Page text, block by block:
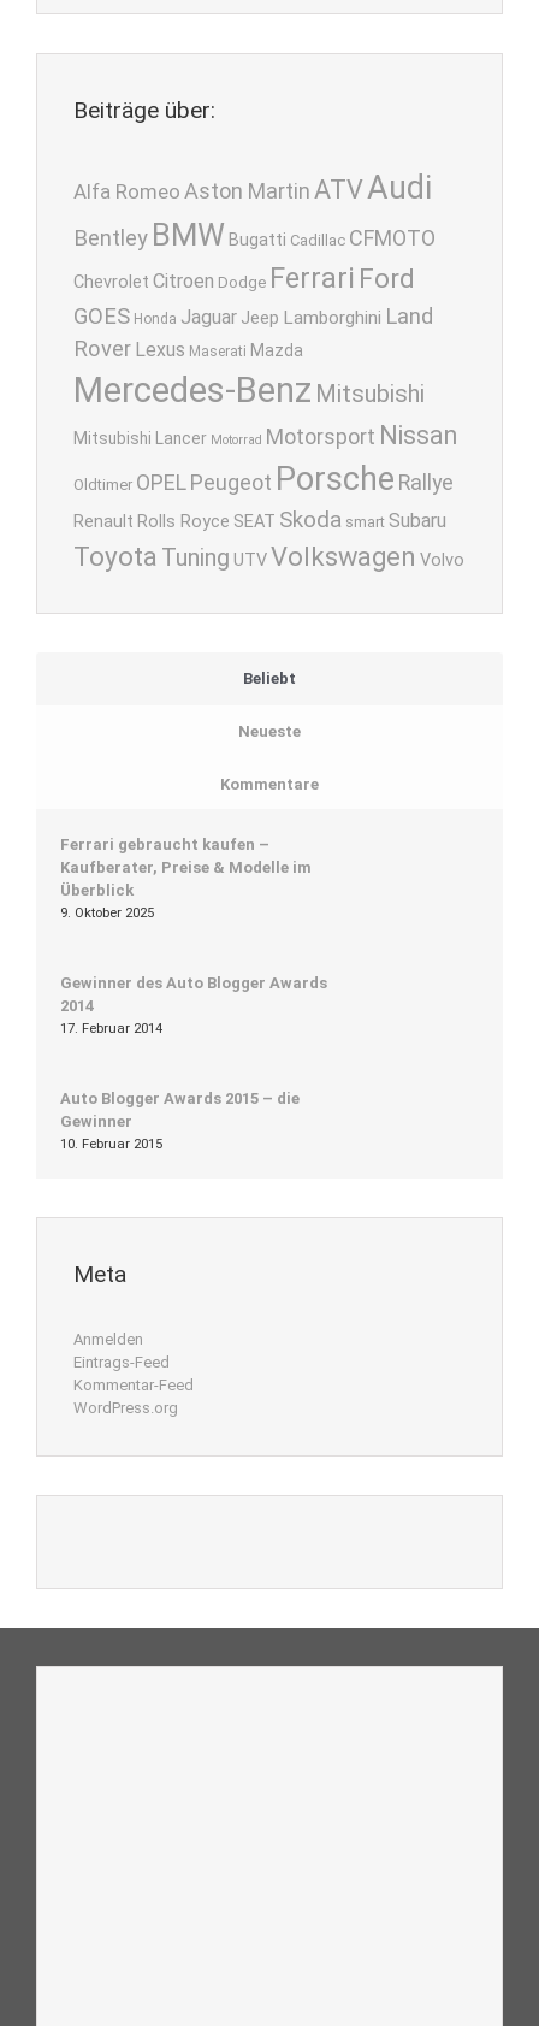
Beiträge über:
Alfa Romeo Aston Martin ATVAudi
Bentley BMW Bugatti Cadillac CFMOTO
Chevrolet Citroen Dodge Ferrari Ford
GOES Honda Jaguar Jeep Lamborghini Land
Rover Lexus Maserati Mazda
Mercedes-Benz Mitsubishi
Mitsubishi Lancer Motorrad Motorsport Nissan
Oldtimer OPELPeugeot Porsche Rallye
Renault Rolls Royce SEAT Skoda smart Subaru
Toyota Tuning UTVVolkswagen Volvo
Beliebt
Neueste
Kommentare
Ferrari gebraucht kaufen –
Kaufberater, Preise & Modelle im
Überblick
9. Oktober 2025
Gewinner des Auto Blogger Awards
2014
17. Februar 2014
Auto Blogger Awards 2015 – die
Gewinner
10. Februar 2015
Meta
Anmelden
Eintrags-Feed
Kommentar-Feed
WordPress.org